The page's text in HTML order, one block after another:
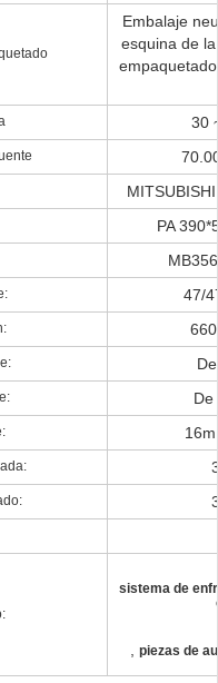
Embalaje
esquina de
30
PA
47/
De
sistema de
piezas de